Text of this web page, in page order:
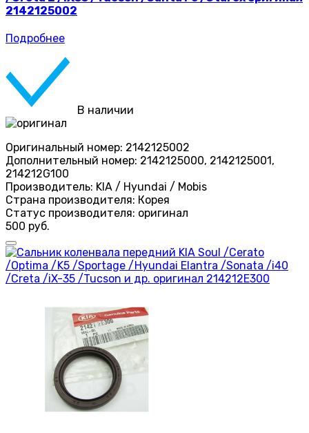
2142125002
Подробнее
В наличии
Оригинальный номер: 2142125002
Дополнительный номер: 2142125000, 2142125001,
214212G100
Производитель: KIA / Hyundai / Mobis
Страна производителя: Корея
Статус производителя: оригинал
500 руб.